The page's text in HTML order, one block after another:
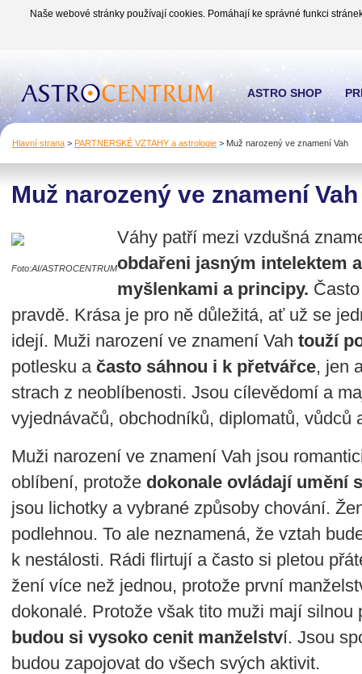
Naše webové stránky používají cookies. Pomáhají ke správné funkci
Hlavní strana > PARTNERSKÉ VZTAHY a astrologie > Muž narozený ve znamení Vah
Muž narozený ve znamení Vah
Foto:AI/ASTROCENTRUM
Váhy patří mezi vzdušná
obdařeni jasným intelektem
myšlenkami a principy.
pravdě. Krása je pro ně důležitá, ať už se
idejí. Muži narození ve znamení Vah touží
potlesku a často sáhnou i k přetvářce, jen
strach z neoblíbenosti. Jsou cílevědomí a
vyjednávačů, obchodníků, diplomatů, vůdců
Muži narození ve znamení Vah jsou
oblíbení, protože dokonale ovládají umění
jsou lichotky a vybrané způsoby chování.
podlehnou. To ale neznamená, že vztah
k nestálosti. Rádi flirtují a často si pletou
žení více než jednou, protože první
dokonalé. Protože však tito muži mají
budou si vysoko cenit manželství. Jsou
budou zapojovat do všech svých aktivit.
ASTRO SHOP